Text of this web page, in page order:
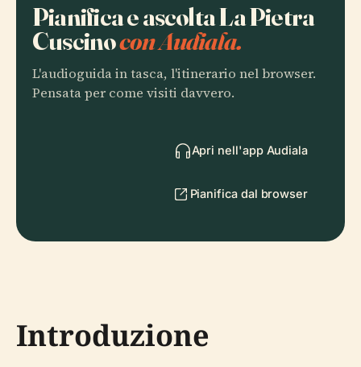
Pianifica e ascolta La Pietra
Cuscinocon Audiala.
L'audioguida in tasca, l'itinerario nel browser.
Pensata per come visiti davvero.
Apri nell'app Audiala
Pianifica dal browser
Introduzione